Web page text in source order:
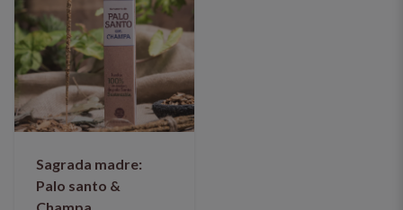
Sagrada madre:
Palo santo &